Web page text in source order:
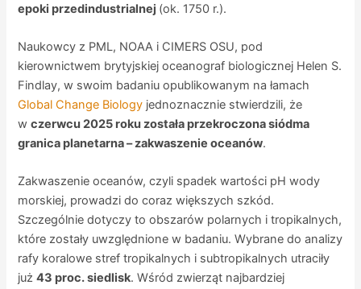
epoki przedindustrialnej (ok. 1750 r.).
Naukowcy z PML, NOAA i CIMERS OSU, pod
kierownictwem brytyjskiej oceanograf biologicznej Helen S.
Findlay, w swoim badaniu opublikowanym na łamach
Global Change Biology jednoznacznie stwierdzili, że
wczerwcu 2025 roku została przekroczona siódma
granica planetarna – zakwaszenie oceanów.
Zakwaszenie oceanów, czyli spadek wartości pH wody
morskiej, prowadzi do coraz większych szkód.
Szczególnie dotyczy to obszarów polarnych i tropikalnych,
które zostały uwzględnione w badaniu. Wybrane do analizy
rafy koralowe stref tropikalnych i subtropikalnych utraciły
już43 proc. siedlisk. Wśród zwierząt najbardziej